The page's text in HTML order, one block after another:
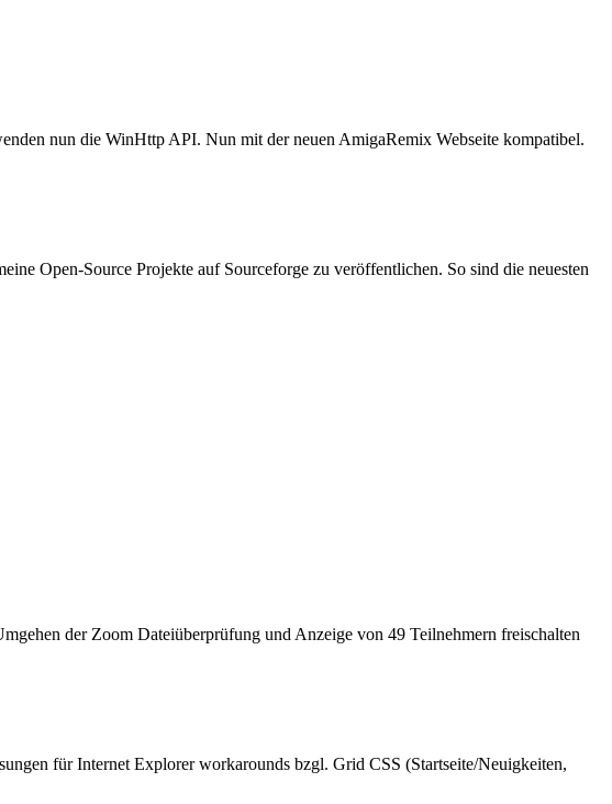
nun die WinHttp API. Nun mit der neuen AmigaRemix Webseite kompatibel.
Open-Source Projekte auf Sourceforge zu veröffentlichen. So sind die neuesten
der Zoom Dateiüberprüfung und Anzeige von 49 Teilnehmern freischalten
für Internet Explorer workarounds bzgl. Grid CSS (Startseite/Neuigkeiten,